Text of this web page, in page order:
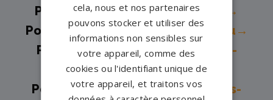
Pompes funèbres -Cucharmoy→
Pompes funèbres - Fontainebleau→
Pompes funèbres -La Chapelle-
sur-Crécy→
Pompes funèbres - La Ferté-sous-
cela, nous et nos partenaires
pouvons stocker et utiliser des
informations non sensibles sur
votre appareil, comme des
cookies ou l'identifiant unique de
votre appareil, et traitons vos